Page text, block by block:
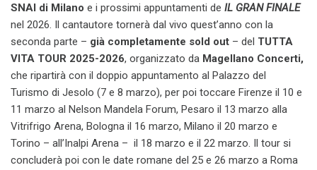
SNAI di Milano e i prossimi appuntamenti de IL GRAN FINALE
nel 2026. Il cantautore tornerà dal vivo quest’anno con la
seconda parte – già completamente sold out – del TUTTA
VITA TOUR 2025-2026, organizzato da Magellano Concerti,
che ripartirà con il doppio appuntamento al Palazzo del
Turismo di Jesolo (7 e 8 marzo), per poi toccare Firenze il 10 e
11 marzo al Nelson Mandela Forum, Pesaro il 13 marzo alla
Vitrifrigo Arena, Bologna il 16 marzo, Milano il 20 marzo e
Torino – all’Inalpi Arena – il 18 marzo e il 22 marzo. Il tour si
concluderà poi con le date romane del 25 e 26 marzo a Roma